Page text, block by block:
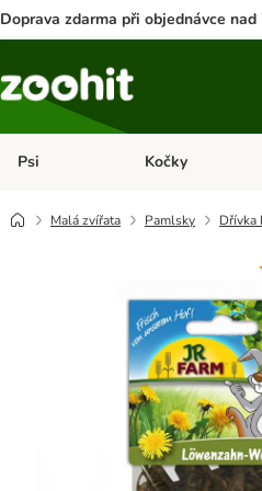
Doprava zdarma při objednávce nad
Psi Otevřít menu: Psi
Kočky
Malá zvířata Pamlsky Dřívka